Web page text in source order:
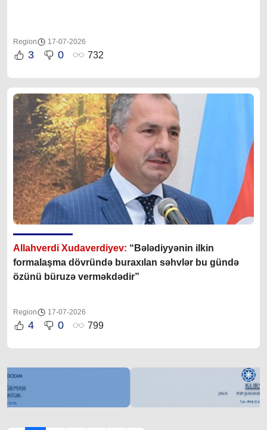
Region 17-07-2026
3 0 732
Allahverdi Xudaverdiyev: “Bələdiyyənin ilkin
formalaşma dövründə buraxılan səhvlər bu gündə
özünü büruzə verməkdədir”
Region 17-07-2026
4 0 799